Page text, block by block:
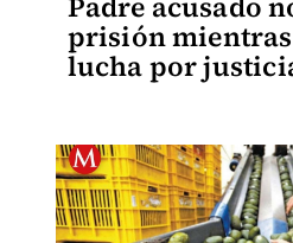
prisión
lucha por